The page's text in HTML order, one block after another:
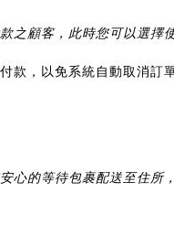
之顧客，此時您可以選擇
款，以免系統自動取消訂單
心的等待包裹配送至住